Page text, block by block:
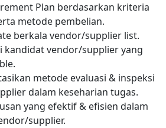
Plan berdasarkan kriteria
metode pembelian.
berkala vendor/supplier list.
kandidat vendor/supplier yang
metode evaluasi & inspeksi
dalam keseharian tugas.
yang efektif & efisien dalam
supplier.